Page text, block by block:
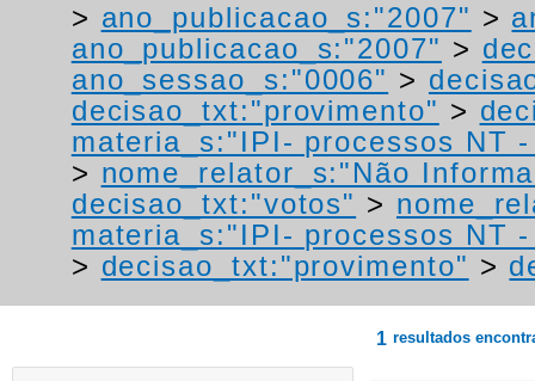
> ano_publicacao_s:"2007" >
ano_publicacao_s:"2007" >
ano_sessao_s:"0006" >
decisao_txt:"provimento" >
materia_s:"IPI- processos NT
> nome_relator_s:"Não
decisao_txt:"votos" >
materia_s:"IPI- processos NT
> decisao_txt:"provimento" >
1 resultados